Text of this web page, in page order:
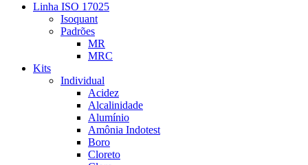
Linha ISO 17025
Isoquant
Padrões
MR
MRC
Kits
Individual
Acidez
Alcalinidade
Alumínio
Amônia Indotest
Boro
Cloreto